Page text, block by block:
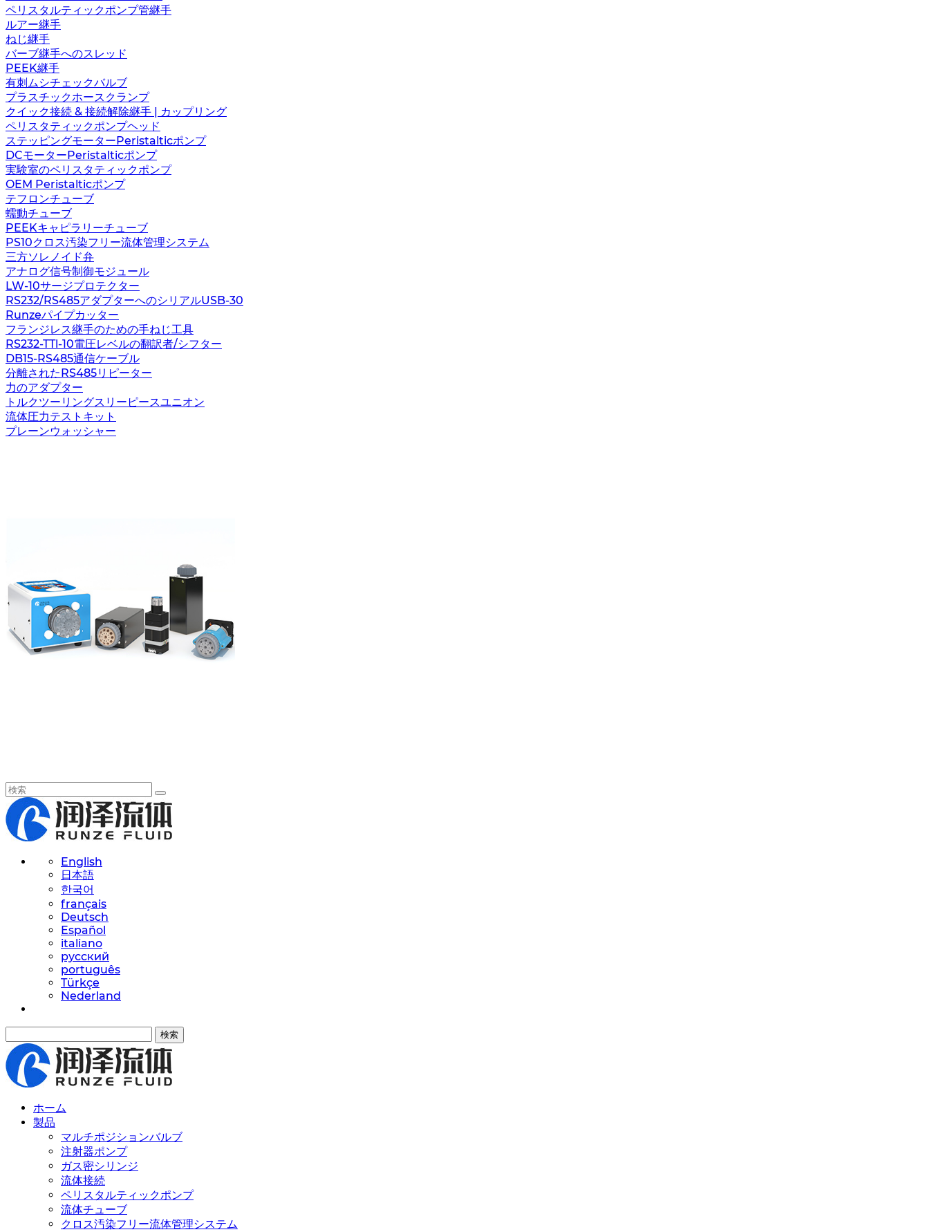
ペリスタルティックポンプ管継手
ルアー継手
ねじ継手
バーブ継手へのスレッド
PEEK継手
有刺ムシチェックバルブ
プラスチックホースクランプ
クイック接続 & 接続解除継手 | カップリング
ペリスタティックポンプヘッド
ステッピングモーターPeristalticポンプ
DCモーターPeristalticポンプ
実験室のペリスタティックポンプ
OEM Peristalticポンプ
テフロンチューブ
蠕動チューブ
PEEKキャピラリーチューブ
PS10クロス汚染フリー流体管理システム
三方ソレノイド弁
アナログ信号制御モジュール
LW-10サージプロテクター
RS232/RS485アダプターへのシリアルUSB-30
Runzeパイプカッター
フランジレス継手のための手ねじ工具
RS232-TTl-10電圧レベルの翻訳者/シフター
DB15-RS485通信ケーブル
分離されたRS485リピーター
力のアダプター
トルクツーリングスリーピースユニオン
流体圧力テストキット
プレーンウォッシャー
English
日本語
한국어
français
Deutsch
Español
italiano
русский
português
Türkçe
Nederland
検索
ホーム
製品
マルチポジションバルブ
注射器ポンプ
ガス密シリンジ
流体接続
ペリスタルティックポンプ
流体チューブ
クロス汚染フリー流体管理システム